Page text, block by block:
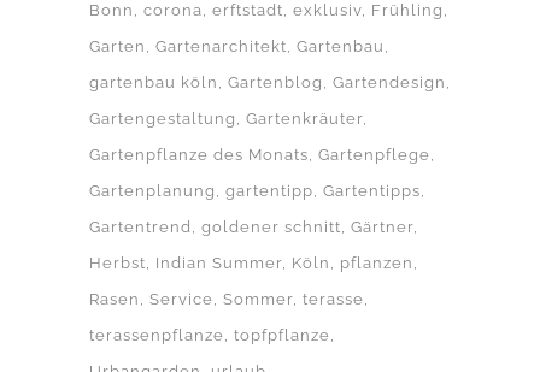
Bonn
corona erftstadt exklusiv Frühling
Garten
Gartenarchitekt Gartenbau
gartenbau köln
Gartenblog
Gartendesign
Gartengestaltung
Gartenkräuter
Gartenpflanze des Monats Gartenpflege
Gartenplanung
gartentipp Gartentipps
Gartentrend goldener schnitt Gärtner
Herbst
Indian Summer Köln
pflanzen
Rasen
Service Sommer terasse
terassenpflanze topfpflanze